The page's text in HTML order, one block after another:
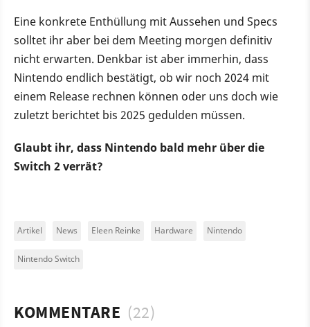
Eine konkrete Enthüllung mit Aussehen und Specs
solltet ihr aber bei dem Meeting morgen definitiv
nicht erwarten. Denkbar ist aber immerhin, dass
Nintendo endlich bestätigt, ob wir noch 2024 mit
einem Release rechnen können oder uns doch wie
zuletzt berichtet bis 2025 gedulden müssen.
Glaubt ihr, dass Nintendo bald mehr über die
Switch 2 verrät?
Artikel News Eleen Reinke Hardware Nintendo
Nintendo Switch
KOMMENTARE (22)